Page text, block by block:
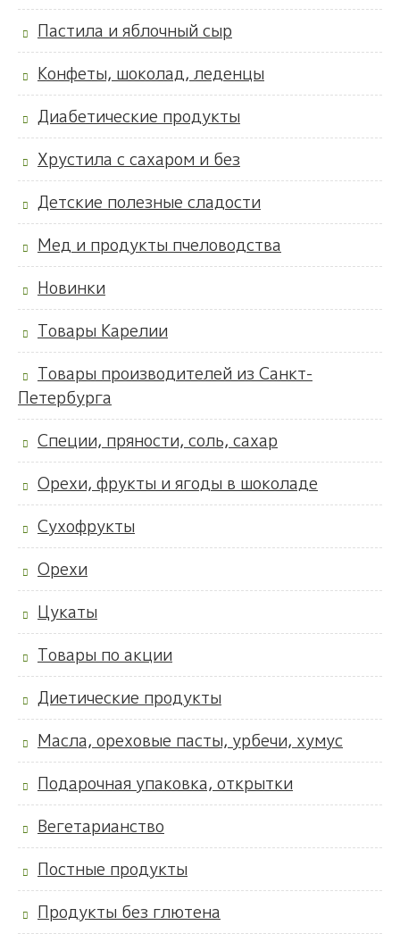
Пастила и яблочный сыр
Конфеты, шоколад, леденцы
Диабетические продукты
Хрустила с сахаром и без
Детские полезные сладости
Мед и продукты пчеловодства
Новинки
Товары Карелии
Товары производителей из Санкт-
Петербурга
Специи, пряности, соль, сахар
Орехи, фрукты и ягоды в шоколаде
Сухофрукты
Орехи
Цукаты
Товары по акции
Диетические продукты
Масла, ореховые пасты, урбечи, хумус
Подарочная упаковка, открытки
Вегетарианство
Постные продукты
Продукты без глютена